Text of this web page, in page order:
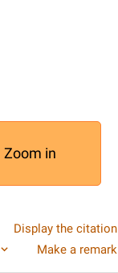
Zoom in
Display the citation
Make a remark